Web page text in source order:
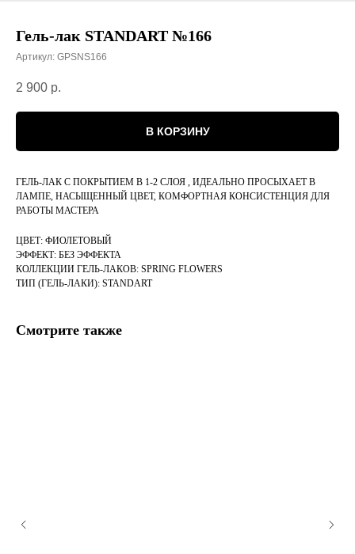
Гель-лак STANDART №166
Артикул: GPSNS166
2 900 р.
В КОРЗИНУ
ГЕЛЬ-ЛАК С ПОКРЫТИЕМ В 1-2 СЛОЯ , ИДЕАЛЬНО ПРОСЫХАЕТ В
ЛАМПЕ, НАСЫЩЕННЫЙ ЦВЕТ, КОМФОРТНАЯ КОНСИСТЕНЦИЯ ДЛЯ
РАБОТЫ МАСТЕРА
ЦВЕТ: ФИОЛЕТОВЫЙ
ЭФФЕКТ: БЕЗ ЭФФЕКТА
КОЛЛЕКЦИИ ГЕЛЬ-ЛАКОВ: SPRING FLOWERS
ТИП (ГЕЛЬ-ЛАКИ): STANDART
Смотрите также